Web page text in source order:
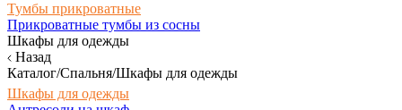
Тумбы прикроватные
Прикроватные тумбы из сосны
Шкафы для одежды
Назад
Каталог/Спальня/Шкафы для одежды
Шкафы для одежды